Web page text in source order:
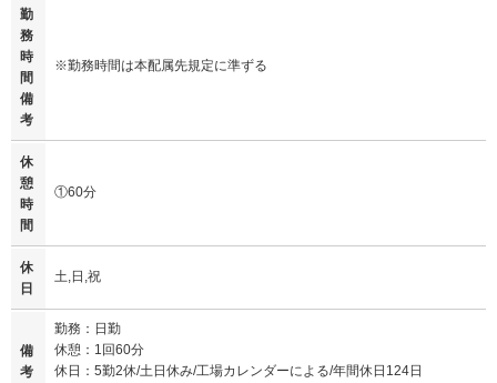
勤
務
時
間
備
考
※勤務時間は本配属先規定に準ずる
休
憩
時
間
①60分
休
日
土,日,祝
備
考
勤務：日勤
休憩：1回60分
休日：5勤2休/土日休み/工場カレンダーによる/年間休日124日